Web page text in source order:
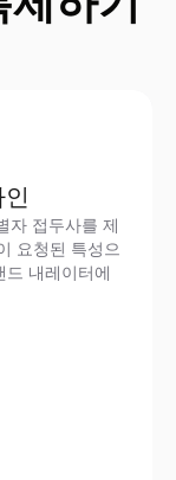
자 접두사를 제
요청된 특성으
드 내레이터에